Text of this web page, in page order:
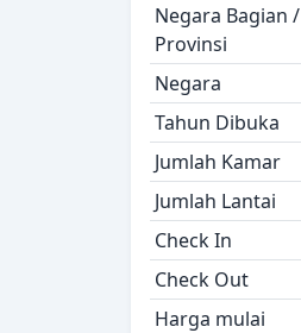
Negara Bagian /
Provinsi
Negara
Tahun Dibuka
Jumlah Kamar
Jumlah Lantai
Check In
Check Out
Harga mulai